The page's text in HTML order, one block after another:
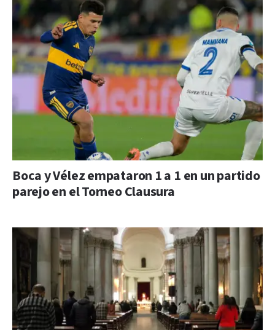
Boca y Vélez empataron 1 a 1 en un partido
parejo en el Torneo Clausura